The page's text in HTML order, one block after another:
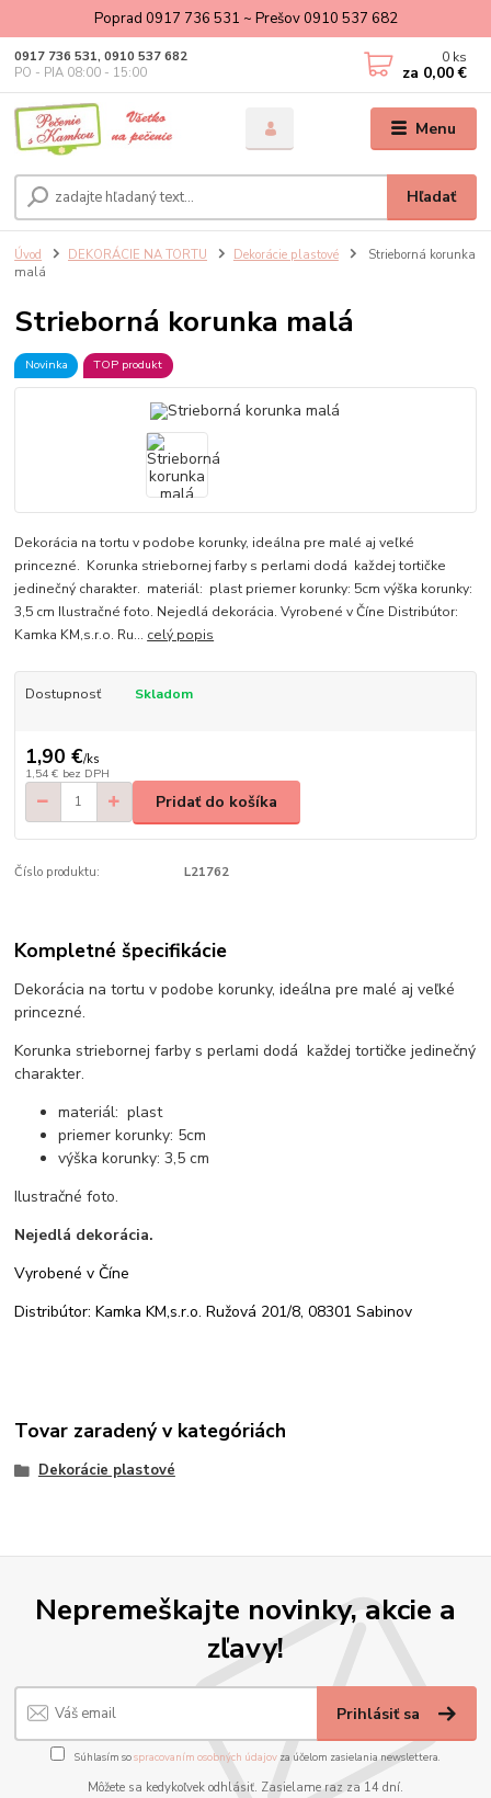
Poprad 0917 736 531 ~ Prešov 0910 537 682
Menu
Hľadať
0917 736 531, 0910 537 682
PO - PIA 08:00 - 15:00
0 ks
za 0,00 €
Úvod DEKORÁCIE NA TORTU Dekorácie plastové
Strieborná korunka
malá
Strieborná korunka malá
Novinka TOP produkt
Dekorácia na tortu v podobe korunky, ideálna pre malé aj veľké
princezné. Korunka striebornej farby s perlami dodá každej tortičke
jedinečný charakter. materiál: plast priemer korunky: 5cm výška korunky:
3,5 cm Ilustračné foto. Nejedlá dekorácia. Vyrobené v Číne Distribútor:
Kamka KM,s.r.o. Ru... celý popis
Dostupnosť Skladom
1,90 €/ks
1,54 € bez DPH
Pridať do košíka
Číslo produktu: L21762
Kompletné špecifikácie
Dekorácia na tortu v podobe korunky, ideálna pre malé aj veľké
princezné.
Korunka striebornej farby s perlami dodá každej tortičke jedinečný
charakter.
materiál: plast
priemer korunky: 5cm
výška korunky: 3,5 cm
Ilustračné foto.
Nejedlá dekorácia.
Vyrobené v Číne
Distribútor: Kamka KM,s.r.o. Ružová 201/8, 08301 Sabinov
Tovar zaradený v kategóriách
Dekorácie plastové
Nepremeškajte novinky, akcie a
zľavy!
Prihlásiť sa
Súhlasím sospracovaním osobných údajov za účelom zasielania newslettera.
Môžete sa kedykoľvek odhlásiť. Zasielame raz za 14 dní.